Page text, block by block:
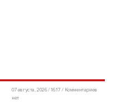
07 августа, 2026 / 16:17
Комментариев
нет